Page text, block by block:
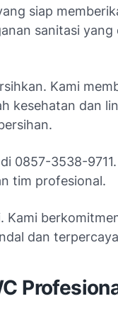
siap
sanitasi yang
Kami
kesehatan dan
0857-3538-
tim profesional.
Kami
dan